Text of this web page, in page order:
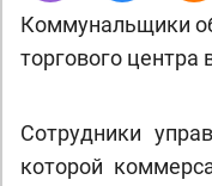
Коммунальщики
торгового центра
Сотрудники
которой